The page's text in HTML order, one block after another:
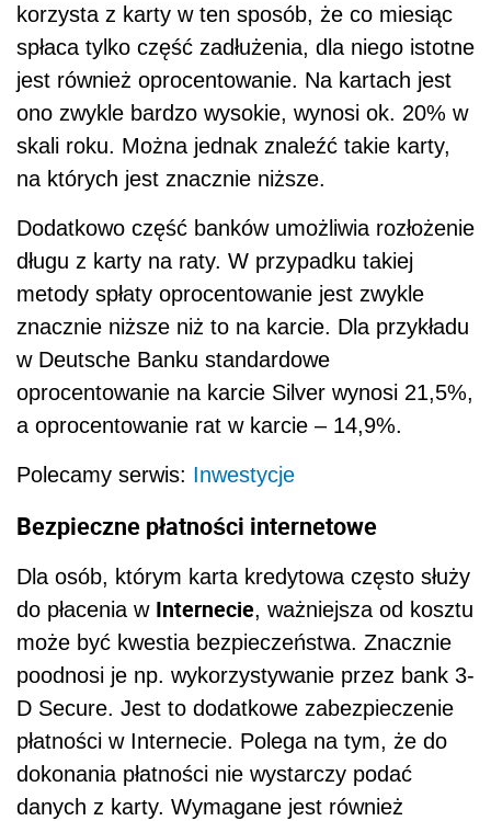
korzysta z karty w ten sposób, że co miesiąc
spłaca tylko część zadłużenia, dla niego istotne
jest również oprocentowanie. Na kartach jest
ono zwykle bardzo wysokie, wynosi ok. 20% w
skali roku. Można jednak znaleźć takie karty,
na których jest znacznie niższe.
Dodatkowo część banków umożliwia rozłożenie
długu z karty na raty. W przypadku takiej
metody spłaty oprocentowanie jest zwykle
znacznie niższe niż to na karcie. Dla przykładu
w Deutsche Banku standardowe
oprocentowanie na karcie Silver wynosi 21,5%,
a oprocentowanie rat w karcie – 14,9%.
Polecamy serwis: Inwestycje
Bezpieczne płatności internetowe
Dla osób, którym karta kredytowa często służy
do płacenia w Internecie, ważniejsza od kosztu
może być kwestia bezpieczeństwa. Znacznie
poodnosi je np. wykorzystywanie przez bank 3-
D Secure. Jest to dodatkowe zabezpieczenie
płatności w Internecie. Polega na tym, że do
dokonania płatności nie wystarczy podać
danych z karty. Wymagane jest również